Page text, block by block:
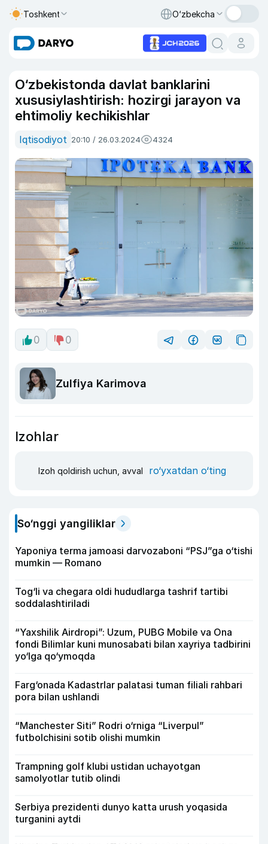
Toshkent O‘zbekcha
O‘zbekistonda davlat banklarini
xususiylashtirish: hozirgi jarayon va
ehtimoliy kechikishlar
Iqtisodiyot 20:10 / 26.03.2024 4324
0 0
Zulfiya Karimova
Izohlar
Izoh qoldirish uchun, avval ro‘yxatdan o‘ting
So‘nggi yangiliklar
Yaponiya terma jamoasi darvozaboni “PSJ”ga o‘tishi
mumkin — Romano
Tog‘li va chegara oldi hududlarga tashrif tartibi
soddalashtiriladi
“Yaxshilik Airdropi”: Uzum, PUBG Mobile va Ona
fondi Bilimlar kuni munosabati bilan xayriya tadbirini
yo‘lga qo‘ymoqda
Farg‘onada Kadastrlar palatasi tuman filiali rahbari
pora bilan ushlandi
“Manchester Siti” Rodri o‘rniga “Liverpul”
futbolchisini sotib olishi mumkin
Trampning golf klubi ustidan uchayotgan
samolyotlar tutib olindi
Serbiya prezidenti dunyo katta urush yoqasida
turganini aytdi